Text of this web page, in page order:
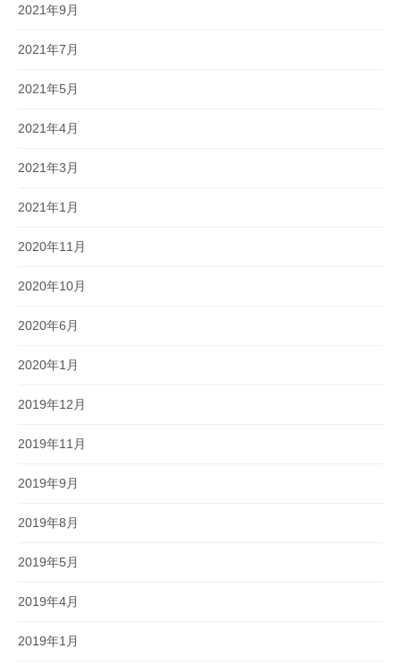
2021年9月
2021年7月
2021年5月
2021年4月
2021年3月
2021年1月
2020年11月
2020年10月
2020年6月
2020年1月
2019年12月
2019年11月
2019年9月
2019年8月
2019年5月
2019年4月
2019年1月